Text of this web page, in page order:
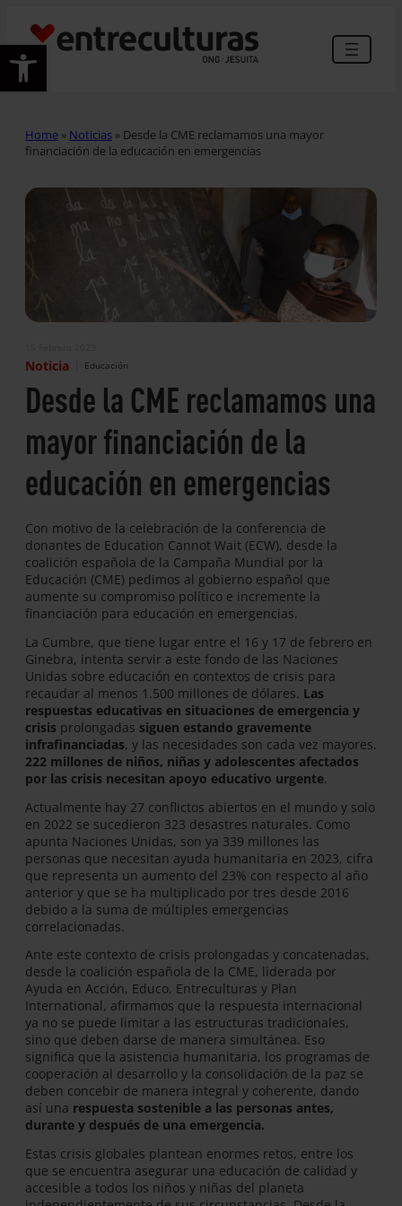
Abrir barra de herramientas
Home » Noticias » Desde la CME reclamamos una mayor
financiación de la educación en emergencias
Noticia Educación
Desde la CME reclamamos una
mayor financiación de la
educación en emergencias
Con motivo de la celebración de la conferencia de
donantes de Education Cannot Wait (ECW), desde la
coalición española de la Campaña Mundial por la
Educación (CME) pedimos al gobierno español que
aumente su compromiso político e incremente la
financiación para educación en emergencias.
La Cumbre, que tiene lugar entre el 16 y 17 de febrero en
Ginebra, intenta servir a este fondo de las Naciones
Unidas sobre educación en contextos de crisis para
recaudar al menos 1.500 millones de dólares. Las
respuestas educativas en situaciones de emergencia y
crisis prolongadas siguen estando gravemente
infrafinanciadas, y las necesidades son cada vez mayores.
222 millones de niños, niñas y adolescentes afectados
por las crisis necesitan apoyo educativo urgente.
Actualmente hay 27 conflictos abiertos en el mundo y solo
en 2022 se sucedieron 323 desastres naturales. Como
apunta Naciones Unidas, son ya 339 millones las
personas que necesitan ayuda humanitaria en 2023, cifra
que representa un aumento del 23% con respecto al año
anterior y que se ha multiplicado por tres desde 2016
debido a la suma de múltiples emergencias
correlacionadas.
Ante este contexto de crisis prolongadas y concatenadas,
desde la coalición española de la CME, liderada por
Ayuda en Acción, Educo, Entreculturas y Plan
International, afirmamos que la respuesta internacional
ya no se puede limitar a las estructuras tradicionales,
sino que deben darse de manera simultánea. Eso
significa que la asistencia humanitaria, los programas de
cooperación al desarrollo y la consolidación de la paz se
deben concebir de manera integral y coherente, dando
así una respuesta sostenible a las personas antes,
durante y después de una emergencia.
Estas crisis globales plantean enormes retos, entre los
que se encuentra asegurar una educación de calidad y
accesible a todos los niños y niñas del planeta